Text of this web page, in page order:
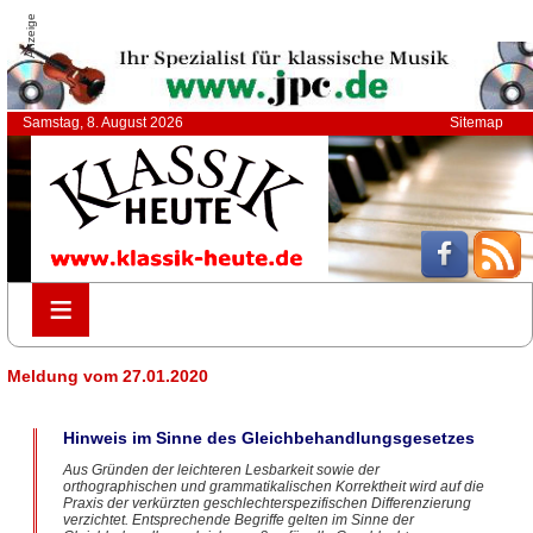
Anzeige
Samstag, 8. August 2026 Sitemap
≡
≡
Meldung vom 27.01.2020
Hinweis im Sinne des Gleichbehandlungsgesetzes
Aus Gründen der leichteren Lesbarkeit sowie der
orthographischen und grammatikalischen Korrektheit wird auf die
Praxis der verkürzten geschlechterspezifischen Differenzierung
verzichtet. Entsprechende Begriffe gelten im Sinne der